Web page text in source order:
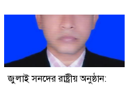
জুলাই সনদের রাষ্ট্রীয় অনুষ্ঠান: